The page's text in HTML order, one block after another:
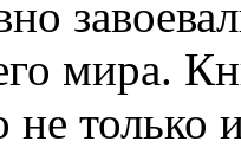
мира.
не только